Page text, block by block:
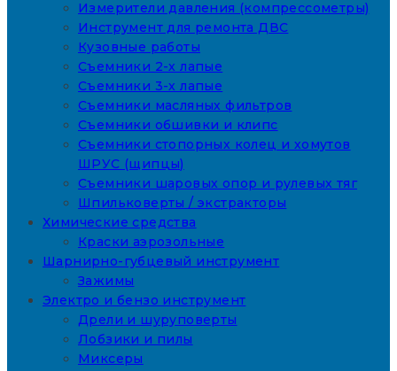
Измерители давления (компрессометры)
Инструмент для ремонта ДВС
Кузовные работы
Съемники 2-х лапые
Съемники 3-х лапые
Съемники масляных фильтров
Съемники обшивки и клипс
Съемники стопорных колец и хомутов
ШРУС (щипцы)
Съемники шаровых опор и рулевых тяг
Шпильковерты / экстракторы
Химические средства
Краски аэрозольные
Шарнирно-губцевый инструмент
Зажимы
Электро и бензо инструмент
Дрели и шуруповерты
Лобзики и пилы
Миксеры